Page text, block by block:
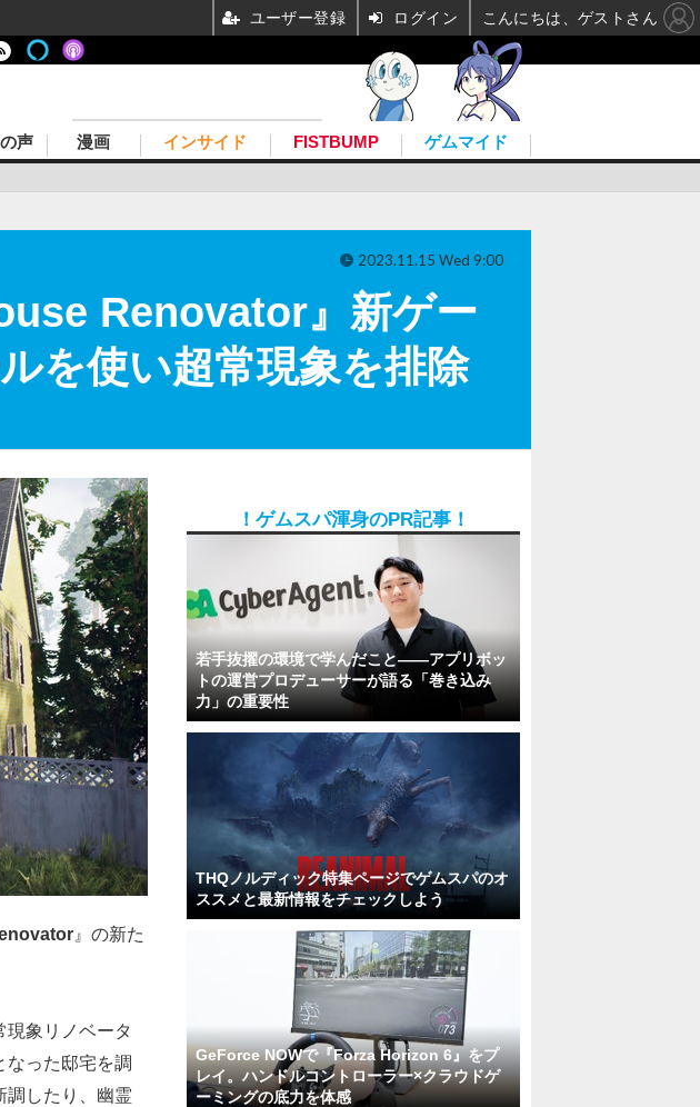
声 漫画 インサイド FISTBUMP ゲムマイド
Renovator』新ゲー
を使い超常現象を排除
2023.11.15 Wed 9:00
』の新た
象リノベータ
なった邸宅を調
調したり、幽霊
！ゲムスパ渾身のPR記事！
若手抜擢の環境で学んだこと――アプリボッ
トの運営プロデューサーが語る「巻き込み
力」の重要性
THQノルディック特集ページでゲムスパのオ
ススメと最新情報をチェックしよう
GeForce NOWで『Forza Horizon 6』をプ
レイ。ハンドルコントローラー×クラウドゲ
ーミングの底力を体感
ユーザー登録 ログイン こんにちは、ゲストさん